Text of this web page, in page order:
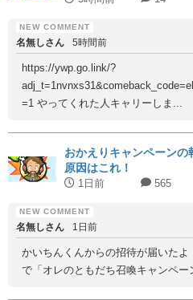
名無しさん 5時間前
https://ywp.go.link/?
=1 やってくれた人キャリーしま...
おかえりキャンペーン
原因はこれ！
1日前 565
名無しさん 1日前
かいちんくんからの招待が届いたよ
で「オレのともだち召喚キャンペ